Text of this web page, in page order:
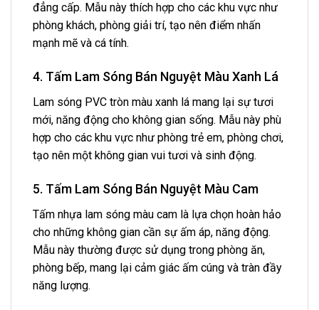
đẳng cấp. Mẫu này thích hợp cho các khu vực như
phòng khách, phòng giải trí, tạo nên điểm nhấn
mạnh mẽ và cá tính.
4. Tấm Lam Sóng Bán Nguyệt Màu Xanh Lá
Lam sóng PVC tròn màu xanh lá mang lại sự tươi
mới, năng động cho không gian sống. Mẫu này phù
hợp cho các khu vực như phòng trẻ em, phòng chơi,
tạo nên một không gian vui tươi và sinh động.
5. Tấm Lam Sóng Bán Nguyệt Màu Cam
Tấm nhựa lam sóng màu cam là lựa chọn hoàn hảo
cho những không gian cần sự ấm áp, năng động.
Mẫu này thường được sử dụng trong phòng ăn,
phòng bếp, mang lại cảm giác ấm cúng và tràn đầy
năng lượng.